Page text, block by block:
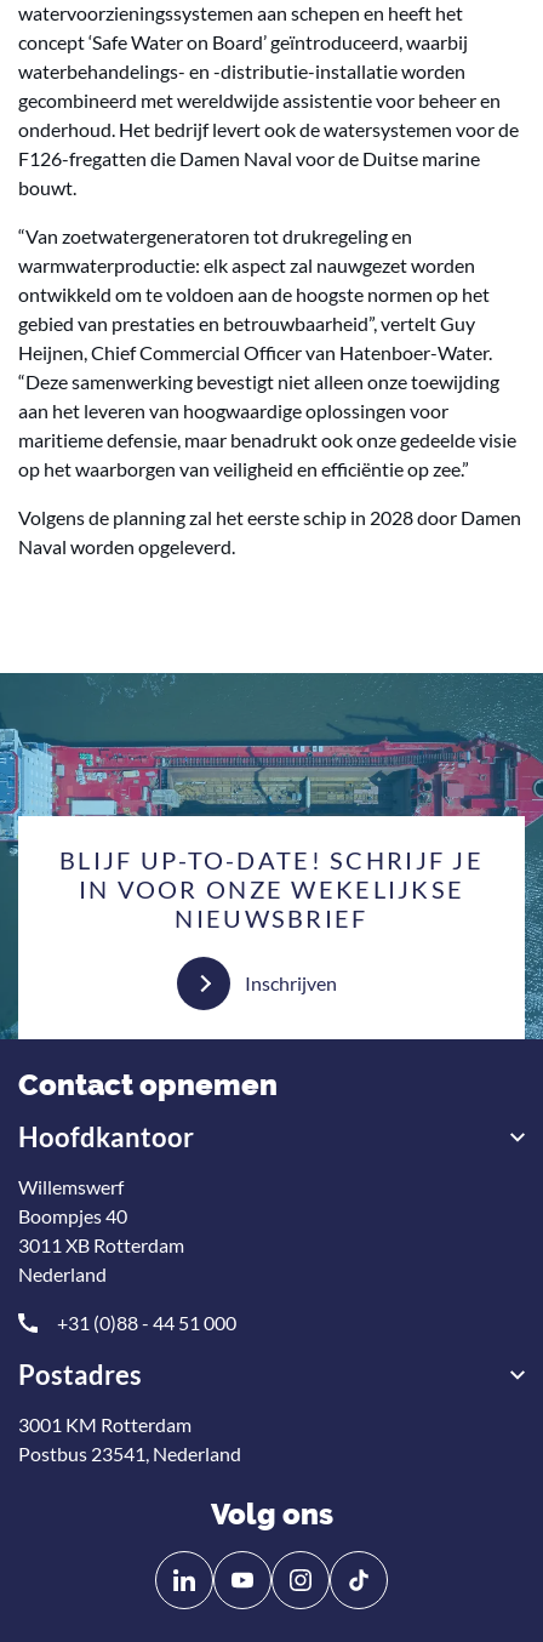
watervoorzieningssystemen aan schepen en heeft het
concept ‘Safe Water on Board’ geïntroduceerd, waarbij
waterbehandelings- en -distributie-installatie worden
gecombineerd met wereldwijde assistentie voor beheer en
onderhoud. Het bedrijf levert ook de watersystemen voor de
F126-fregatten die Damen Naval voor de Duitse marine
bouwt.
“Van zoetwatergeneratoren tot drukregeling en
warmwaterproductie: elk aspect zal nauwgezet worden
ontwikkeld om te voldoen aan de hoogste normen op het
gebied van prestaties en betrouwbaarheid”, vertelt Guy
Heijnen, Chief Commercial Officer van Hatenboer-Water.
“Deze samenwerking bevestigt niet alleen onze toewijding
aan het leveren van hoogwaardige oplossingen voor
maritieme defensie, maar benadrukt ook onze gedeelde visie
op het waarborgen van veiligheid en efficiëntie op zee.”
Volgens de planning zal het eerste schip in 2028 door Damen
Naval worden opgeleverd.
BLIJF UP-TO-DATE! SCHRIJF JE
IN VOOR ONZE WEKELIJKSE
NIEUWSBRIEF
Inschrijven
Contact opnemen
Hoofdkantoor
Willemswerf
Boompjes 40
3011 XB Rotterdam
Nederland
+31 (0)88 - 44 51 000
Postadres
3001 KM Rotterdam
Postbus 23541, Nederland
Volg ons
Volg
ons
Volg
ons